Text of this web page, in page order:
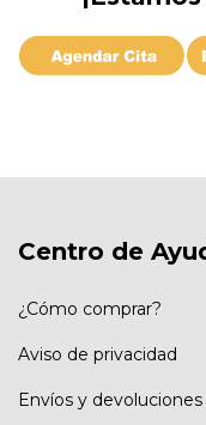
Centro de
¿Cómo comprar?
Aviso de privacidad
Envíos y devoluciones